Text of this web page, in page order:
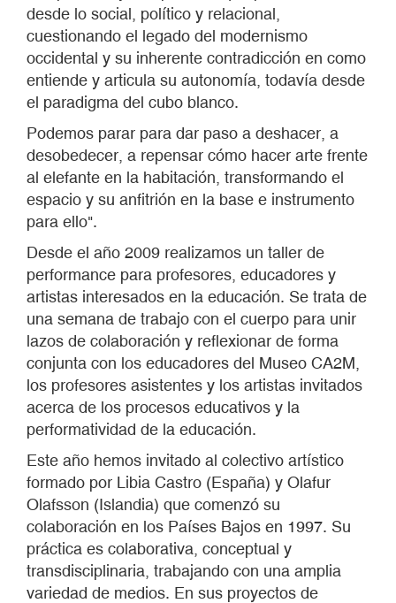
desde lo social, político y relacional,
cuestionando el legado del modernismo
occidental y su inherente contradicción en como
entiende y articula su autonomía, todavía desde
el paradigma del cubo blanco.
Podemos parar para dar paso a deshacer, a
desobedecer, a repensar cómo hacer arte frente
al elefante en la habitación, transformando el
espacio y su anfitrión en la base e instrumento
para ello".
Desde el año 2009 realizamos un taller de
performance para profesores, educadores y
artistas interesados en la educación. Se trata de
una semana de trabajo con el cuerpo para unir
lazos de colaboración y reflexionar de forma
conjunta con los educadores del Museo CA2M,
los profesores asistentes y los artistas invitados
acerca de los procesos educativos y la
performatividad de la educación.
Este año hemos invitado al colectivo artístico
formado por Libia Castro (España) y Olafur
Olafsson (Islandia) que comenzó su
colaboración en los Países Bajos en 1997. Su
práctica es colaborativa, conceptual y
transdisciplinaria, trabajando con una amplia
variedad de medios. En sus proyectos de